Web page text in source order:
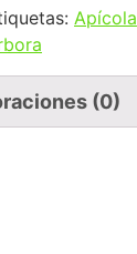
Apícola
(0)